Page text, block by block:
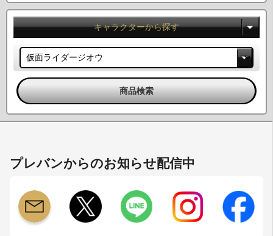
キャラクターから探す
プレバンからのお知らせ配信中